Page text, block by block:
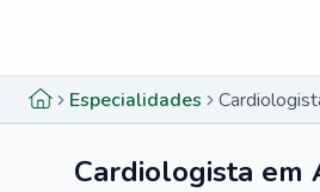
Especialidades
Cardiologista em